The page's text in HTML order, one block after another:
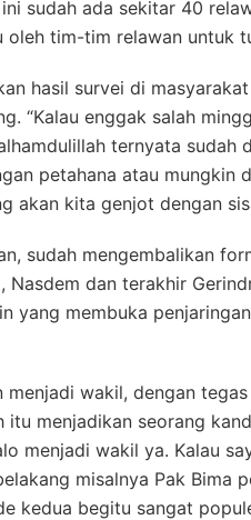
sudah ada sekitar 40
oleh tim-tim relawan untuk
hasil survei di
“Kalau enggak salah
ternyata
petahana atau mungkin
akan kita genjot dengan
sudah mengembalikan
Nasdem dan terakhir
yang membuka
menjadi wakil, dengan
itu menjadikan seorang
menjadi wakil ya. Kalau
misalnya Pak Bima
kedua begitu sangat